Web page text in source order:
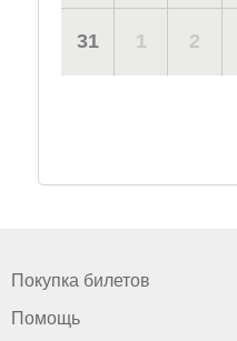
31 1 2
Покупка билетов
Помощь